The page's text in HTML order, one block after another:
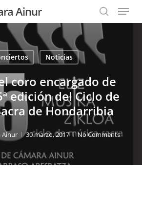
Ainur
search
Menu
Noticias
coro encargado de
edición del Ciclo de
de Hondarribia
Ainur 30 marzo, 2017 No Comments